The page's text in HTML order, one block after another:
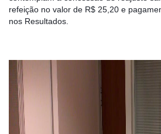
refeição no valor de R$ 25,20 e
nos Resultados.